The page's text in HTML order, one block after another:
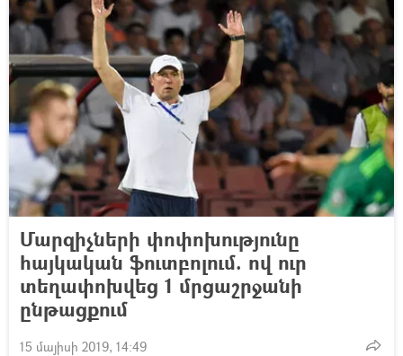
Մարզիչների փոփոխությունը
հայկական ֆուտբոլում. ով ուր
տեղափոխվեց 1 մրցաշրջանի
ընթացքում
15 մայիսի 2019, 14:49